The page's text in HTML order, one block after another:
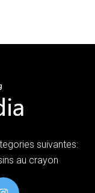
suivantes:
au crayon